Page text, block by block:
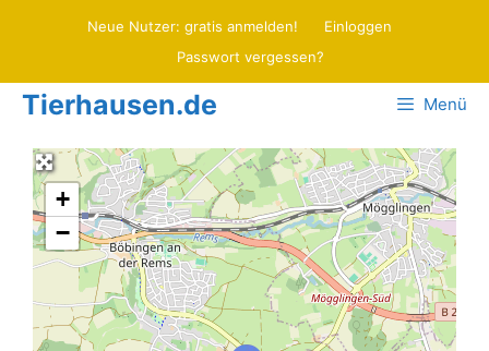
Neue Nutzer: gratis anmelden!
Einloggen
Passwort vergessen?
Tierhausen.de Menü
+
−